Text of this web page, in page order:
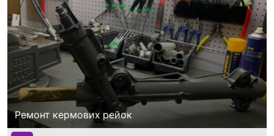
Ремонт кермових рейок